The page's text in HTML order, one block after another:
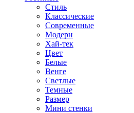
Стиль
Классические
Современные
Модерн
Хай-тек
Цвет
Белые
Венге
Светлые
Темные
Размер
Мини стенки